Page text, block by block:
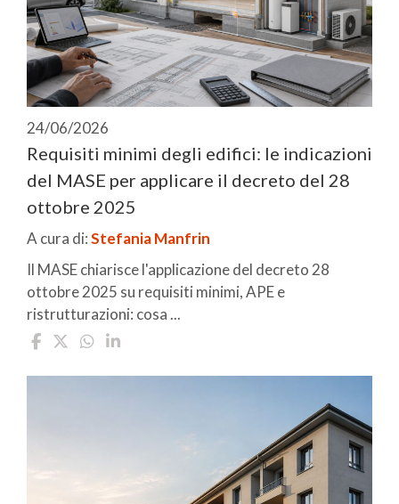
24/06/2026
Requisiti minimi degli edifici: le indicazioni
del MASE per applicare il decreto del 28
ottobre 2025
A cura di:Stefania Manfrin
Il MASE chiarisce l'applicazione del decreto 28
ottobre 2025 su requisiti minimi, APE e
ristrutturazioni: cosa ...